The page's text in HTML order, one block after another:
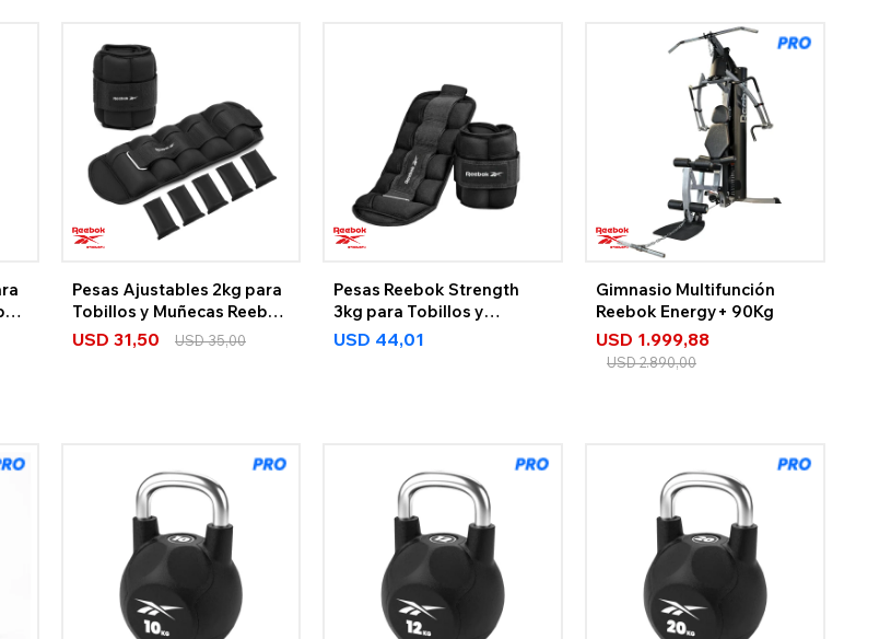
Pesas Ajustables 2kg para
Tobillos y Muñecas Reebok
Strength
USD 31,50 USD35,00
Pesas Reebok Strength
3kg para Tobillos y
Muñecas
USD 44,01
Gimnasio Multifunción
Reebok Energy+ 90Kg
USD 1.999,88
USD2.890,00